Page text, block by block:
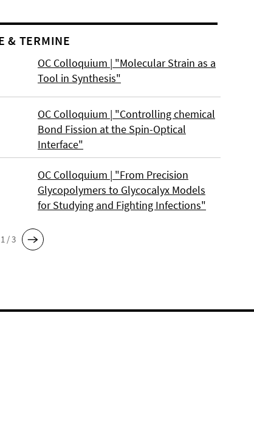
& TERMINE
OC Colloquium | "Molecular Strain as a
Tool in Synthesis"
OC Colloquium | "Controlling chemical
Bond Fission at the Spin-Optical
Interface"
OC Colloquium | "From Precision
Glycopolymers to Glycocalyx Models
for Studying and Fighting Infections"
1 / 3